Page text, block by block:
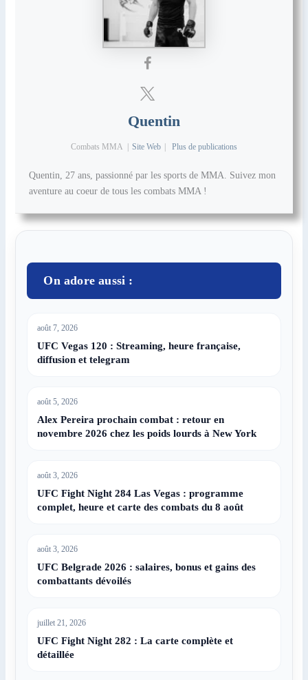
Quentin
Combats MMA Site Web Plus de publications
Quentin, 27 ans, passionné par les sports de MMA. Suivez mon
aventure au coeur de tous les combats MMA !
On adore aussi :
août 7, 2026
UFC Vegas 120 : Streaming, heure française,
diffusion et telegram
août 5, 2026
Alex Pereira prochain combat : retour en
novembre 2026 chez les poids lourds à New York
août 3, 2026
UFC Fight Night 284 Las Vegas : programme
complet, heure et carte des combats du 8 août
août 3, 2026
UFC Belgrade 2026 : salaires, bonus et gains des
combattants dévoilés
juillet 21, 2026
UFC Fight Night 282 : La carte complète et
détaillée